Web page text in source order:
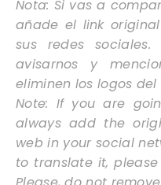
Nota: Si vas a
añade el link
sus redes
avisarnos y
eliminen los logos del
Note: If you are
always add the
web in your social
to translate it,